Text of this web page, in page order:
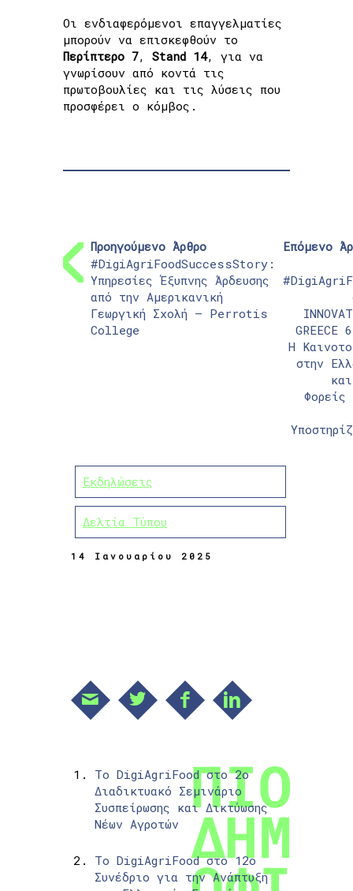
Οι ενδιαφερόμενοι επαγγελματίες
μπορούν να επισκεφθούν το
Περίπτερο 7, Stand 14, για να
γνωρίσουν από κοντά τις
πρωτοβουλίες και τις λύσεις που
προσφέρει ο κόμβος.
Προηγούμενο Άρθρο
#DigiAgriFoodSuccessStory:
Υπηρεσίες Έξυπνης Άρδευσης
από την Αμερικανική
Γεωργική Σχολή – Perrotis
College
Επόμενο
GREECE
Η
στην
Φορείς
Εκδηλώσεις
Δελτία Τύπου
14 Ιανουαρίου 2025
Το DigiAgriFood στο 2ο
Διαδικτυακό Σεμινάριο
Συσπείρωσης και Δικτύωσης
Νέων Αγροτών
Το DigiAgriFood στο 12ο
Συνέδριο για την Ανάπτυξη